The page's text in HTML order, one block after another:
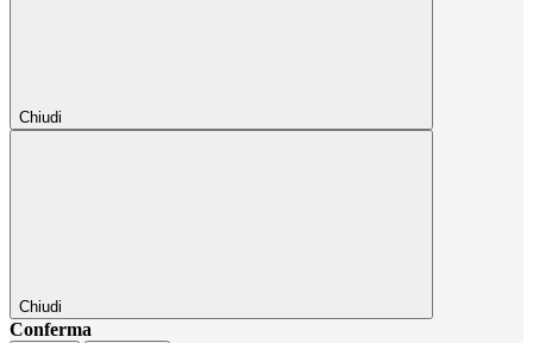
Chiudi
Chiudi
Conferma